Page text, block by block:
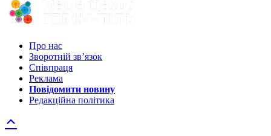
Про нас
Зворотній зв’язок
Співпраця
Реклама
Повідомити новину
Редакційна політика